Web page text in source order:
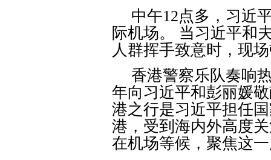
中午12点多，习近
际机场。 当习近平和
人群挥手致意时，现
香港警察乐队奏响
年向习近平和彭丽媛
港之行是习近平担任
港，受到海内外高度
在机场等候，聚焦这